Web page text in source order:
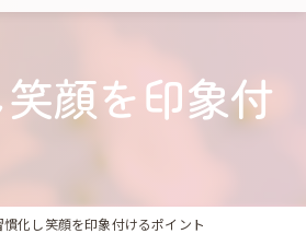
顔を印象付
化し笑顔を印象付けるポイント